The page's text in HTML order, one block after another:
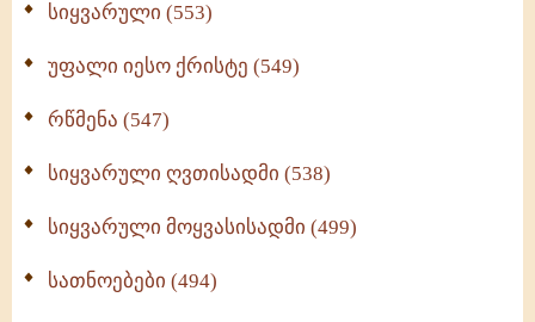
სიყვარული (553)
უფალი იესო ქრისტე (549)
რწმენა (547)
სიყვარული ღვთისადმი (538)
სიყვარული მოყვასისადმი (499)
სათნოებები (494)